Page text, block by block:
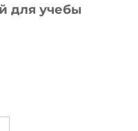
для учебы